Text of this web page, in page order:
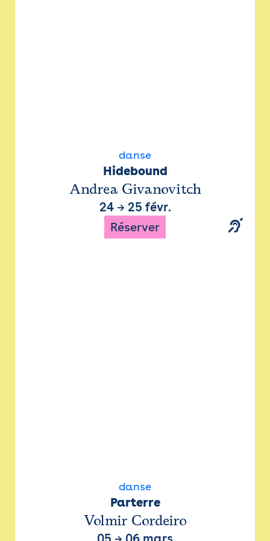
danse
Hidebound
Andrea Givanovitch
24→ 25 févr.
Réserver
danse
Parterre
Volmir Cordeiro